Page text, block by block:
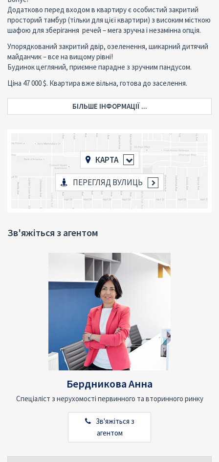
Додатково перед входом в квартиру є особистий закритий
просторий тамбур (тільки для цієї квартири) з високим місткою
шафою для зберігання речей – мега зручна і незамінна опція.
Упорядкований закритий двір, озеленення, шикарний дитячий
майданчик – все на вищому рівні!
Будинок цегляний, приємне парадне з зручним пандусом.
Ціна 47 000 $. Квартира вже вільна, готова до заселення.
БІЛЬШЕ ІНФОРМАЦІЇ ...
КАРТА
ПЕРЕГЛЯД ВУЛИЦЬ
Зв'яжіться з агентом
Бердникова Анна
Спеціаліст з нерухомості первинного та вторинного ринку
Зв'яжіться з
агентом